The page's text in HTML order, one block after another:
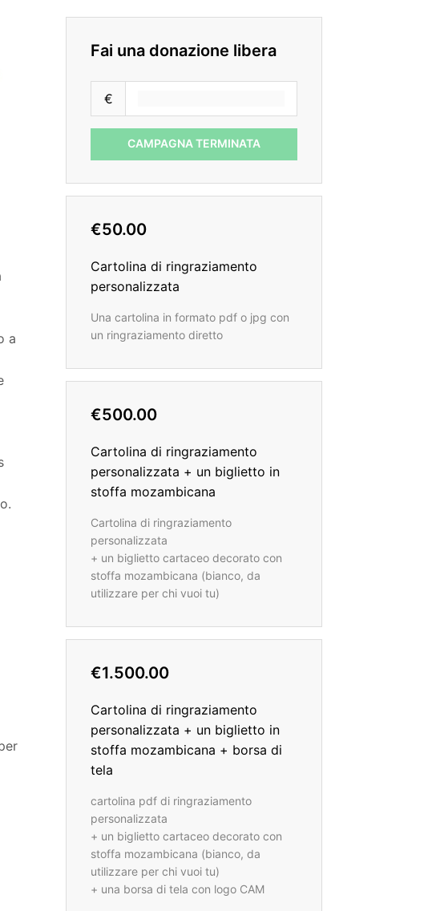
a
Fai una donazione libera
€
CAMPAGNA TERMINATA
€50.00
Cartolina di ringraziamento
personalizzata
Una cartolina in formato pdf o jpg con
un ringraziamento diretto
€500.00
Cartolina di ringraziamento
personalizzata + un biglietto in
stoffa mozambicana
Cartolina di ringraziamento
personalizzata
+ un biglietto cartaceo decorato con
stoffa mozambicana (bianco, da
utilizzare per chi vuoi tu)
€1.500.00
Cartolina di ringraziamento
personalizzata + un biglietto in
stoffa mozambicana + borsa di
tela
cartolina pdf di ringraziamento
personalizzata
+ un biglietto cartaceo decorato con
stoffa mozambicana (bianco, da
utilizzare per chi vuoi tu)
+ una borsa di tela con logo CAM